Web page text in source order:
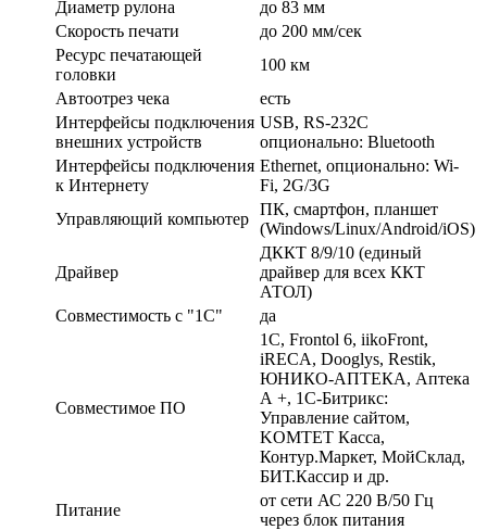
Диаметр рулона
до 83 мм
Скорость печати
до 200 мм/сек
Ресурс печатающей
головки
100 км
Автоотрез чека
есть
Интерфейсы подключения
внешних устройств
USB, RS-232С
опционально: Bluetooth
Интерфейсы подключения
к Интернету
Ethernet, опционально: Wi-
Fi, 2G/3G
Управляющий компьютер
ПК, смартфон, планшет
(Windows/Linux/Android/iOS)
Драйвер
ДККТ 8/9/10 (единый
драйвер для всех ККТ
АТОЛ)
Совместимость с
1С да
Совместимое ПО
1С, Frontol 6, iikoFront,
iRECA, Dooglys, Restik,
ЮНИКО-АПТЕКА, Аптека
А +, 1С-Битрикс:
Управление сайтом,
KOMTET Касса,
Контур.Маркет, МойСклад,
БИТ.Кассир и др.
Питание
от сети АС 220 В/50 Гц
через блок питания